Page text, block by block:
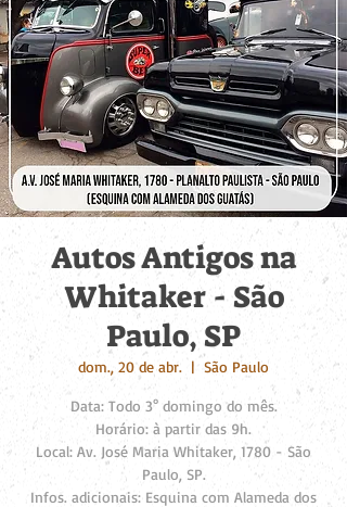
Autos Antigos na
Whitaker - São
Paulo, SP
dom., 20 de abr.
  |
São Paulo
Data: Todo 3° domingo do mês.
Horário: à partir das 9h.
Local: Av. José Maria Whitaker, 1780 - São
Paulo, SP.
Infos. adicionais: Esquina com Alameda dos